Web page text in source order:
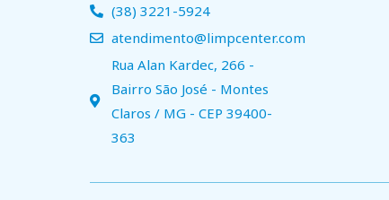
(38) 3221-5924
atendimento@limpcenter.com
Rua Alan Kardec, 266 -
Bairro São José - Montes
Claros / MG - CEP 39400-
363